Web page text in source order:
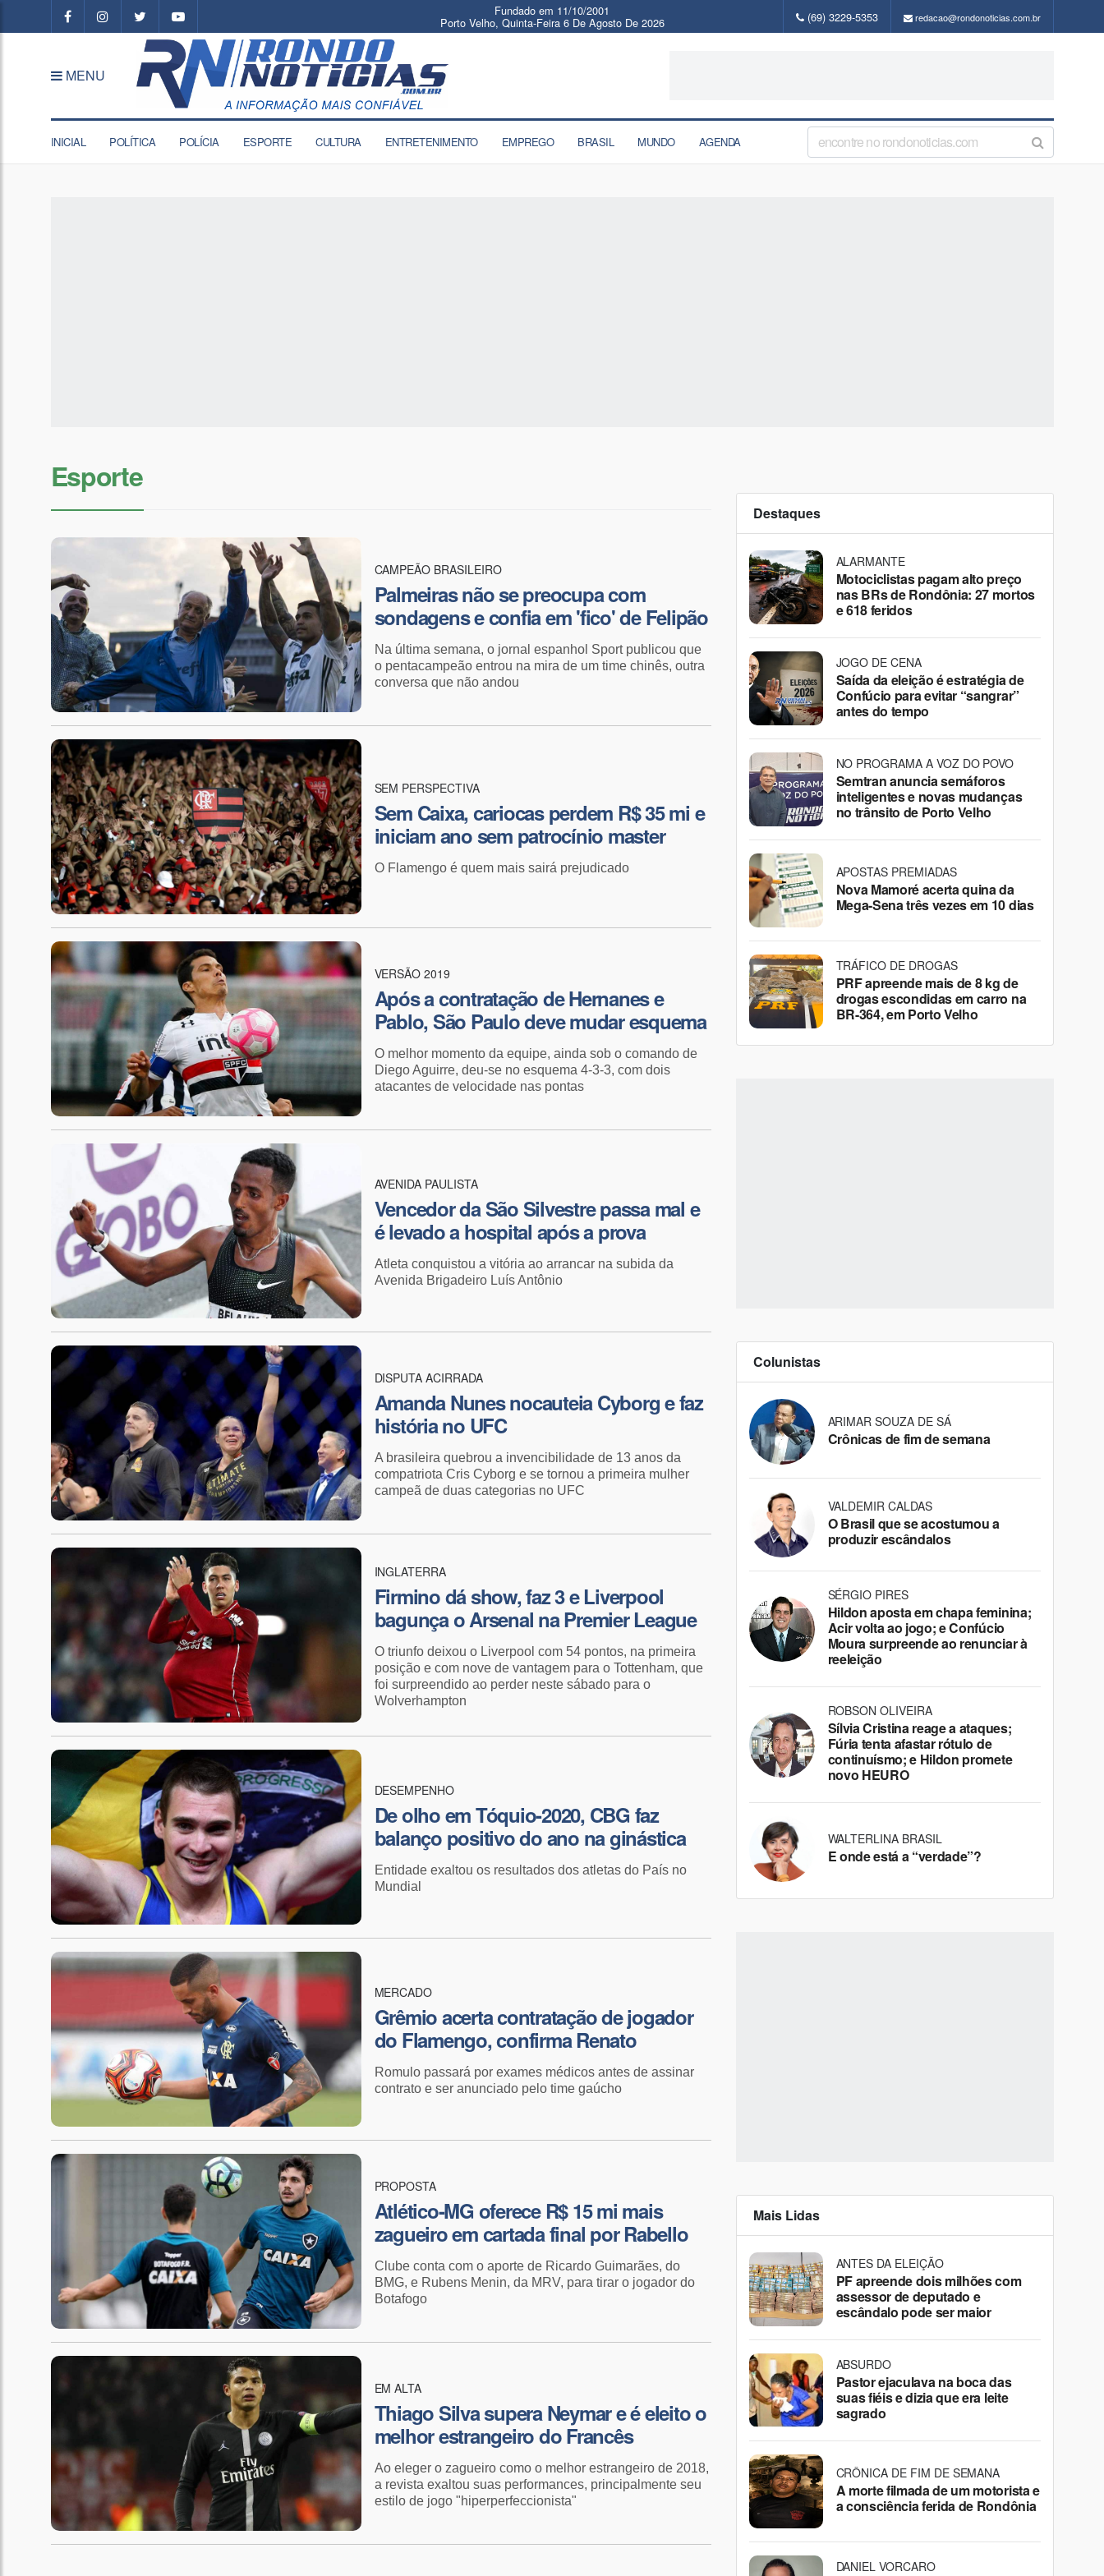
Fundado em 11/10/2001
Porto Velho, Quinta-Feira 6 De Agosto De 2026 (69) 3229-5353 redacao@rondonoticias.com.br
MENU
INICIAL POLÍTICA POLÍCIA ESPORTE CULTURA ENTRETENIMENTO EMPREGO BRASIL MUNDO AGENDA
Esporte
CAMPEÃO BRASILEIRO
Palmeiras não se preocupa com
sondagens e confia em 'fico' de Felipão
Na última semana, o jornal espanhol Sport publicou que
o pentacampeão entrou na mira de um time chinês, outra
conversa que não andou
SEM PERSPECTIVA
Sem Caixa, cariocas perdem R$ 35 mi e
iniciam ano sem patrocínio master
O Flamengo é quem mais sairá prejudicado
VERSÃO 2019
Após a contratação de Hernanes e
Pablo, São Paulo deve mudar esquema
O melhor momento da equipe, ainda sob o comando de
Diego Aguirre, deu-se no esquema 4-3-3, com dois
atacantes de velocidade nas pontas
AVENIDA PAULISTA
Vencedor da São Silvestre passa mal e
é levado a hospital após a prova
Atleta conquistou a vitória ao arrancar na subida da
Avenida Brigadeiro Luís Antônio
DISPUTA ACIRRADA
Amanda Nunes nocauteia Cyborg e faz
história no UFC
A brasileira quebrou a invencibilidade de 13 anos da
compatriota Cris Cyborg e se tornou a primeira mulher
campeã de duas categorias no UFC
INGLATERRA
Firmino dá show, faz 3 e Liverpool
bagunça o Arsenal na Premier League
O triunfo deixou o Liverpool com 54 pontos, na primeira
posição e com nove de vantagem para o Tottenham, que
foi surpreendido ao perder neste sábado para o
Wolverhampton
DESEMPENHO
De olho em Tóquio-2020, CBG faz
balanço positivo do ano na ginástica
Entidade exaltou os resultados dos atletas do País no
Mundial
MERCADO
Grêmio acerta contratação de jogador
do Flamengo, confirma Renato
Romulo passará por exames médicos antes de assinar
contrato e ser anunciado pelo time gaúcho
PROPOSTA
Atlético-MG oferece R$ 15 mi mais
zagueiro em cartada final por Rabello
Clube conta com o aporte de Ricardo Guimarães, do
BMG, e Rubens Menin, da MRV, para tirar o jogador do
Botafogo
EM ALTA
Thiago Silva supera Neymar e é eleito o
melhor estrangeiro do Francês
Ao eleger o zagueiro como o melhor estrangeiro de 2018,
a revista exaltou suas performances, principalmente seu
estilo de jogo "hiperperfeccionista"
Destaques
ALARMANTE
Motociclistas pagam alto preço
nas BRs de Rondônia: 27 mortos
e 618 feridos
JOGO DE CENA
Saída da eleição é estratégia de
Confúcio para evitar “sangrar”
antes do tempo
NO PROGRAMA A VOZ DO POVO
Semtran anuncia semáforos
inteligentes e novas mudanças
no trânsito de Porto Velho
APOSTAS PREMIADAS
Nova Mamoré acerta quina da
Mega-Sena três vezes em 10 dias
TRÁFICO DE DROGAS
PRF apreende mais de 8 kg de
drogas escondidas em carro na
BR-364, em Porto Velho
Colunistas
ARIMAR SOUZA DE SÁ
Crônicas de fim de semana
VALDEMIR CALDAS
O Brasil que se acostumou a
produzir escândalos
SÉRGIO PIRES
Hildon aposta em chapa feminina;
Acir volta ao jogo; e Confúcio
Moura surpreende ao renunciar à
reeleição
ROBSON OLIVEIRA
Sílvia Cristina reage a ataques;
Fúria tenta afastar rótulo de
continuísmo; e Hildon promete
novo HEURO
WALTERLINA BRASIL
E onde está a “verdade”?
Mais Lidas
ANTES DA ELEIÇÃO
PF apreende dois milhões com
assessor de deputado e
escândalo pode ser maior
ABSURDO
Pastor ejaculava na boca das
suas fiéis e dizia que era leite
sagrado
CRÔNICA DE FIM DE SEMANA
A morte filmada de um motorista e
a consciência ferida de Rondônia
DANIEL VORCARO